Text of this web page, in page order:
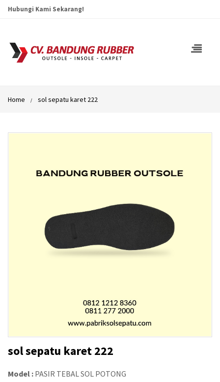
Hubungi Kami Sekarang!
Home sol sepatu karet 222
sol sepatu karet 222
Model : PASIR TEBAL SOL POTONG